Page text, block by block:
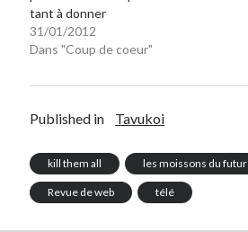
tant à donner
31/01/2012
Dans "Coup de coeur"
Published in Tavukoi
kill them all les moissons du futur
Revue de web télé